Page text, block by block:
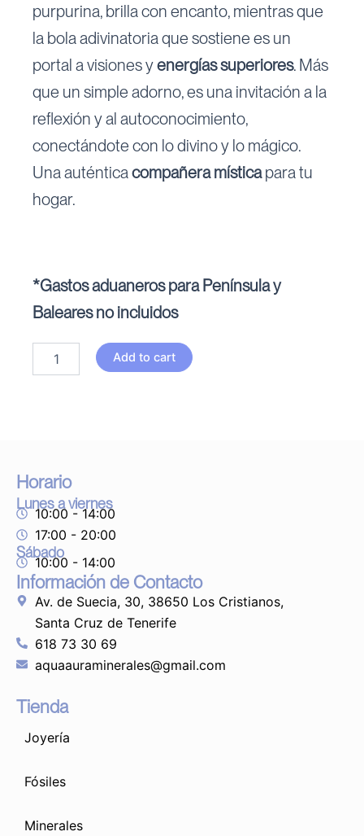
purpurina, brilla con encanto, mientras que
la bola adivinatoria que sostiene es un
portal a visiones yenergías superiores. Más
que un simple adorno, es una invitación a la
reflexión y al autoconocimiento,
conectándote con lo divino y lo mágico.
Una auténtica compañera místicapara tu
hogar.
*Gastos aduaneros para Península y
Baleares no incluidos
Add to cart
Horario
Lunes a viernes
10:00 - 14:00
17:00 - 20:00
Sábado
10:00 - 14:00
Información de Contacto
Av. de Suecia, 30, 38650 Los Cristianos,
Santa Cruz de Tenerife
618 73 30 69
aquaauraminerales@gmail.com
Tienda
Joyería
Fósiles
Minerales